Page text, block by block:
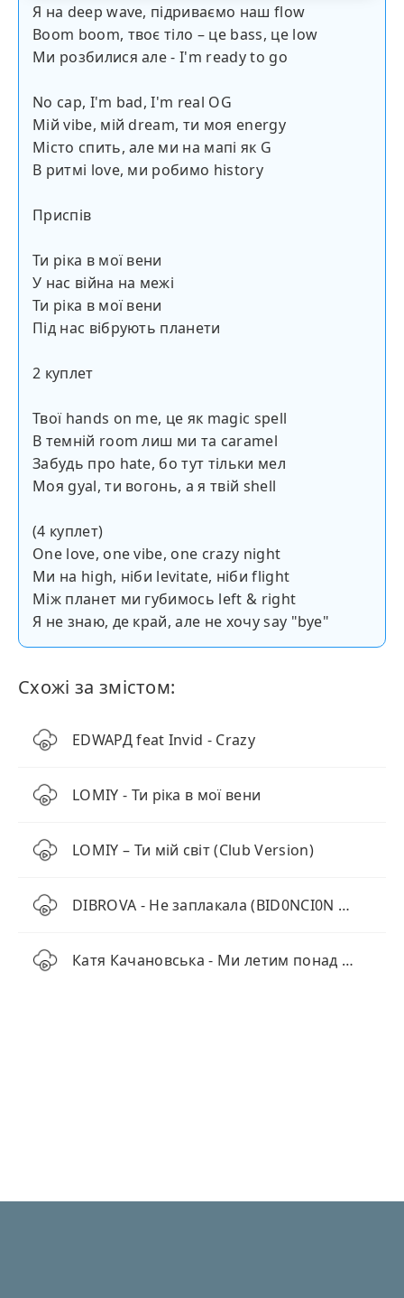
Я на deep wave, підриваємо наш flow
Boom boom, твоє тіло – це bass, це low
Ми розбилися але - I'm ready to go
No cap, I'm bad, I'm real OG
Мій vibe, мій dream, ти моя energy
Місто спить, але ми на мапі як G
В ритмі love, ми робимо history
Приспів
Ти ріка в мої вени
У нас війна на межі
Ти ріка в мої вени
Під нас вібрують планети
2 куплет
Твої hands on me, це як magic spell
В темній room лиш ми та caramel
Забудь про hate, бо тут тільки мел
Моя gyal, ти вогонь, а я твій shell
(4 куплет)
One love, one vibe, one crazy night
Ми на high, ніби levitate, ніби flight
Між планет ми губимось left & right
Я не знаю, де край, але не хочу say "bye"
Схожі за змістом:
EDWAРД feat Invid - Crazy
LOMIY - Ти ріка в мої вени
LOMIY – Ти мій світ (Club Version)
DIBROVA - Не заплакала (BID0NCI0N Remix)
Катя Качановська - Ми летим понад хмарами (KARMV REMIX)